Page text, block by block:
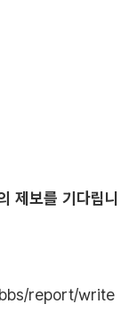
제보를 기다립니
report/write